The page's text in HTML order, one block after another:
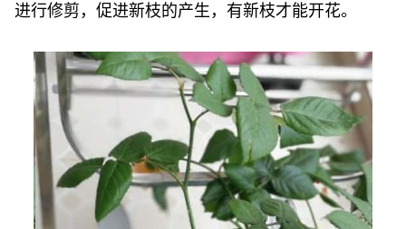
进行修剪，促进新枝的产生，有新枝才能开花。